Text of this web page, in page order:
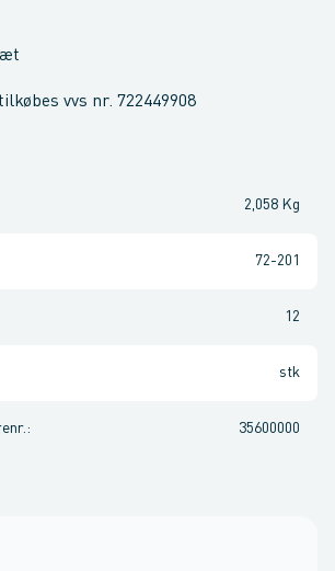
vvs nr. 722449908
2,058 Kg
72-201
12
stk
: 35600000